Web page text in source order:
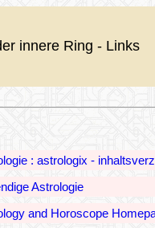
innere Ring - Links
: astrologix -
Astrologie
and Horoscope